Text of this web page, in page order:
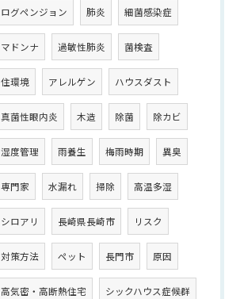
ログペンジョン 肺炎 細菌感染症
マドンナ 過敏性肺炎 菌検査
住環境 アレルゲン ハウスダスト
真菌性眼内炎 木造 除菌 除カビ
湿度管理 雨養生 梅雨時期 異臭
専門家 水漏れ 掃除 高温多湿
シロアリ 長崎県長崎市 リスク
対策方法 ペット 長門市 原因
高気密・高断熱住宅 シックハウス症候群